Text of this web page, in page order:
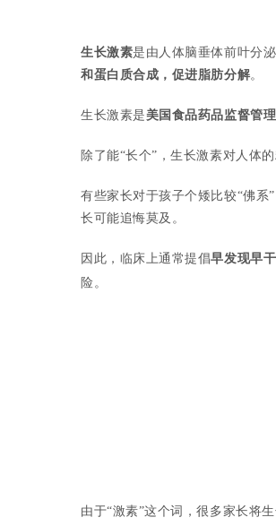
生长激素是由人体脑垂体前叶分
和蛋白质合成，促进脂肪分解。
生长激素是美国食品药品监督管
除了能“长个”，生长激素对人体
有些家长对于孩子个矮比较“佛系
长可能追悔莫及。
因此，临床上通常提倡早发现早
险。
由于“激素”这个词，很多家长将